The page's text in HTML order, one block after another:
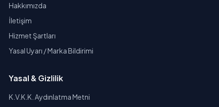
Hakkımızda
İletişim
Hizmet Şartları
Yasal Uyarı / Marka Bildirimi
Yasal & Gizlilik
K.V.K.K. Aydınlatma Metni